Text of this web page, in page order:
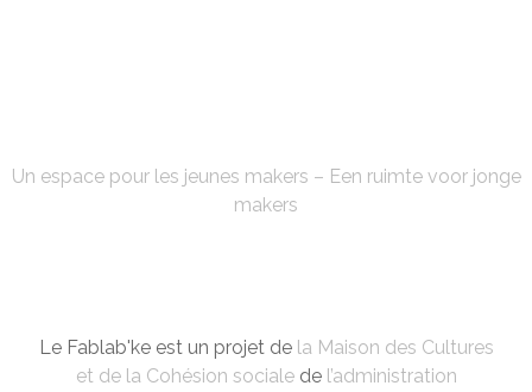
Un espace pour les jeunes makers – Een ruimte voor jonge
makers
Le Fablab'ke est un projet de la Maison des Cultures
et de la Cohésion socialede l’administration